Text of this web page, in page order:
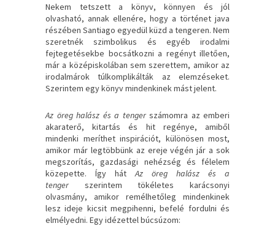
Nekem tetszett a könyv, könnyen és jól
olvasható, annak ellenére, hogy a történet java
részében Santiago egyedül küzd a tengeren. Nem
szeretnék szimbolikus és egyéb irodalmi
fejtegetésekbe bocsátkozni a regényt illetően,
már a középiskolában sem szerettem, amikor az
irodalmárok túlkomplikálták az elemzéseket.
Szerintem egy könyv mindenkinek mást jelent.
Az öreg halász és a tenger számomra az emberi
akaraterő, kitartás és hit regénye, amiből
mindenki meríthet inspirációt, különösen most,
amikor már legtöbbünk az ereje végén jár a sok
megszorítás, gazdasági nehézség és félelem
közepette. Így hátAz öreg halász és a
tenger szerintem tökéletes karácsonyi
olvasmány, amikor remélhetőleg mindenkinek
lesz ideje kicsit megpihenni, befelé fordulni és
elmélyedni. Egy idézettel búcsúzom: